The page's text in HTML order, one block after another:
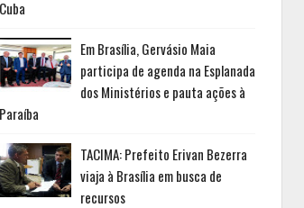
Cuba
Em Brasília, Gervásio Maia
participa de agenda na Esplanada
dos Ministérios e pauta ações à
Paraíba
TACIMA: Prefeito Erivan Bezerra
viaja à Brasília em busca de
recursos